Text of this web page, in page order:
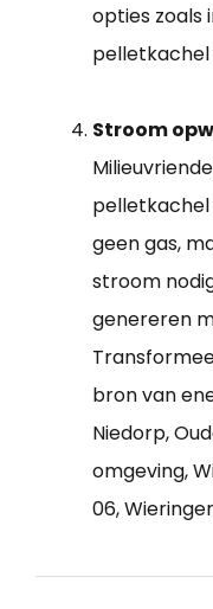
opties zoals
pelletkachel
Stroom
geen gas,
stroom
genereren
bron van
Niedorp,
omgeving,
06,